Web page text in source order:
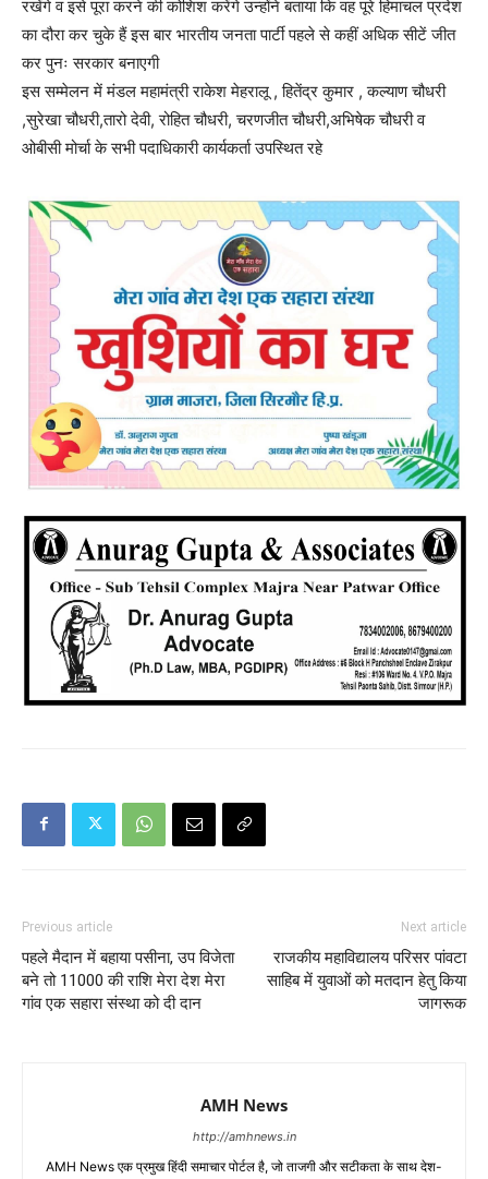
रखेंगे व इसे पूरा करने की कोशिश करेंगे उन्होंने बताया कि वह पूरे हिमाचल प्रदेश
का दौरा कर चुके हैं इस बार भारतीय जनता पार्टी पहले से कहीं अधिक सीटें जीत
कर पुनः सरकार बनाएगी
इस सम्मेलन में मंडल महामंत्री राकेश मेहरालू , हितेंद्र कुमार , कल्याण चौधरी
,सुरेखा चौधरी,तारो देवी, रोहित चौधरी, चरणजीत चौधरी,अभिषेक चौधरी व
ओबीसी मोर्चा के सभी पदाधिकारी कार्यकर्ता उपस्थित रहे
Previous article
पहले मैदान में बहाया पसीना, उप विजेता
बने तो 11000 की राशि मेरा देश मेरा
गांव एक सहारा संस्था को दी दान
Next article
राजकीय महाविद्यालय परिसर पांवटा
साहिब में युवाओं को मतदान हेतु किया
जागरूक
AMH News
http://amhnews.in
AMH News एक प्रमुख हिंदी समाचार पोर्टल है, जो ताजगी और सटीकता के साथ देश-